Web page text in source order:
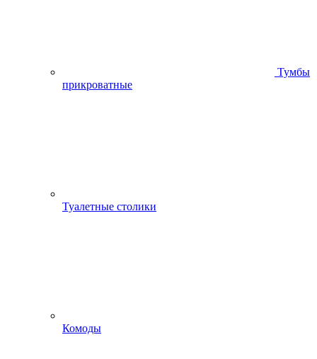
Тумбы
прикроватные
Туалетные столики
Комоды